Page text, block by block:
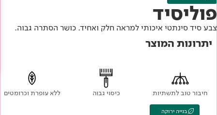
עץ
RAL
לכל מוצרי צבע וציפויים
Academy
תוכן מקצועי
אודותינו
מדיניות סביבתית
פתרונות לתעשייה צור קשר
פוליסיד
צבע סיד סינתטי איכותי למראה חלק ואחיד. כושר הסתרה גבוה.
יתרונות המוצר
חיבור טוב לתשתיות כיסוי גבוה ללא עופרת וכרומטים
בנייה ירוקה